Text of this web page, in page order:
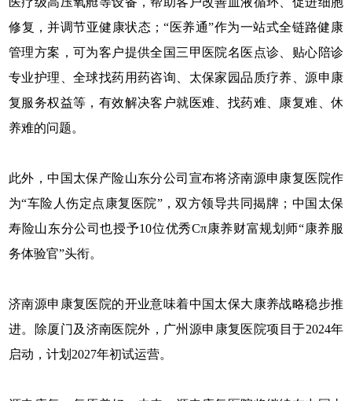
修复，并调节亚健康状态；“医养通”作为一站式全链路健康
管理方案，可为客户提供全国三甲医院名医点诊、贴心陪诊
专业护理、全球找药用药咨询、太保家园品质疗养、源申康
复服务权益等，有效解决客户就医难、找药难、康复难、休
养难的问题。
此外，中国太保产险山东分公司宣布将济南源申康复医院作
为“车险人伤定点康复医院”，双方领导共同揭牌；中国太保
寿险山东分公司也授予10位优秀Cπ康养财富规划师“康养服
务体验官”头衔。
济南源申康复医院的开业意味着中国太保大康养战略稳步推
进。除厦门及济南医院外，广州源申康复医院项目于2024年
启动，计划2027年初试运营。